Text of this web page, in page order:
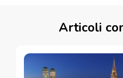
Articoli